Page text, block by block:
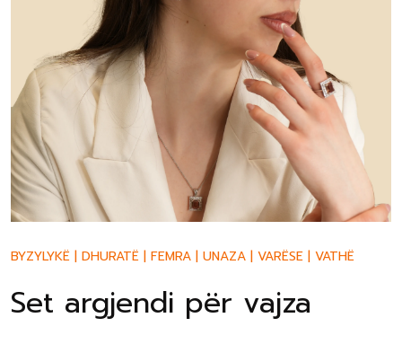
BYZYLYKË | DHURATË | FEMRA | UNAZA | VARËSE | VATHË
Set argjendi për vajza